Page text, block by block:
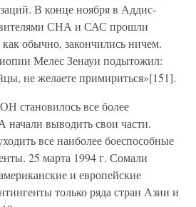
В конце ноября в Аддис-
СНА и САС прошли
обычно, закончились ничем.
Мелес Зенауи подытожил:
не желаете примириться»[151].
становилось все более
выводить свои части.
все наиболее боеспособные
25 марта 1994 г. Сомали
и европейские
только ряда стран Азии и